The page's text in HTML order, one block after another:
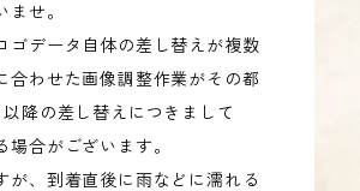
せ。
ゴデータ自体の差し替えが複数
合わせた画像調整作業がその都
降の差し替えにつきまして
合がございます。
が、到着直後に雨などに濡れる